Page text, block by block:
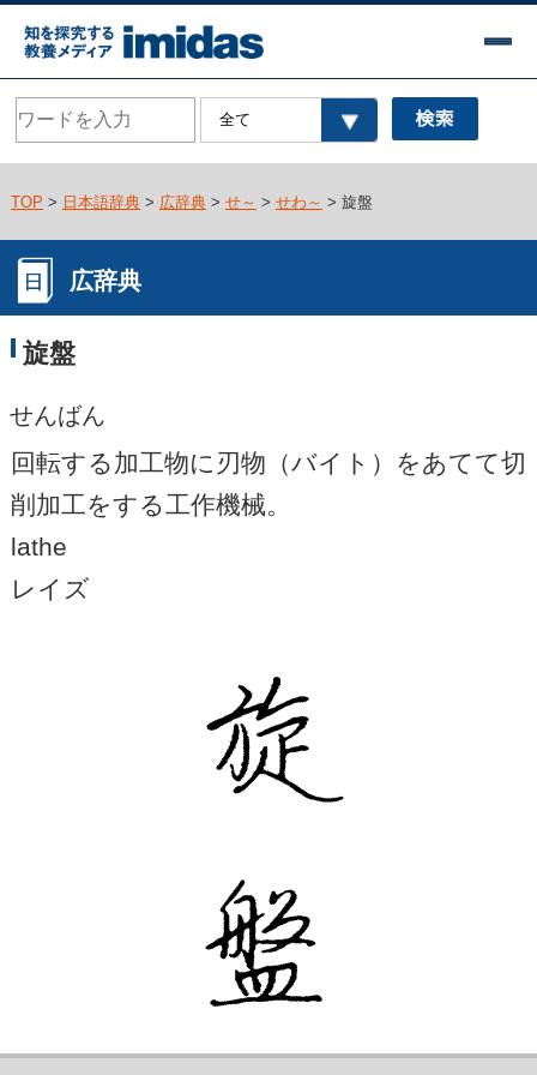
TOP > 日本語辞典> 広辞典> せ～ > せわ～ > 旋盤
広辞典
旋盤
せんばん
回転する加工物に刃物（バイト）をあてて切
削加工をする工作機械。
lathe
レイズ